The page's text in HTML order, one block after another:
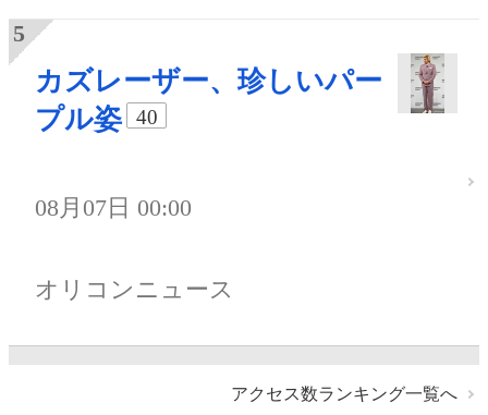
カズレーザー、珍しいパー
プル姿
40
08月07日 00:00
オリコンニュース
アクセス数ランキング一覧へ